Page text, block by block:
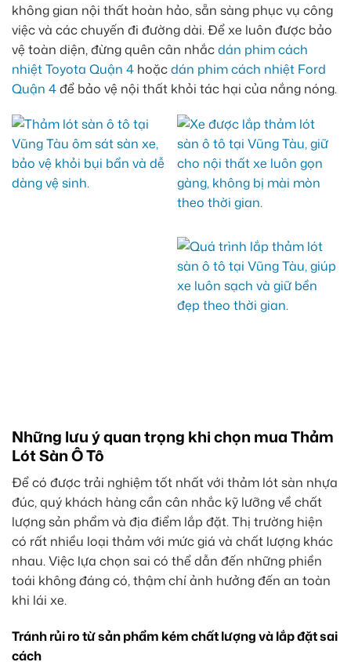
không gian nội thất hoàn hảo, sẵn sàng phục vụ công
việc và các chuyến đi đường dài. Để xe luôn được bảo
vệ toàn diện, đừng quên cân nhắcdán phim cách
nhiệt Toyota Quận 4 hoặcdán phim cách nhiệt Ford
Quận 4để bảo vệ nội thất khỏi tác hại của nắng nóng.
Những lưu ý quan trọng khi chọn mua Thảm
Lót Sàn Ô Tô
Để có được trải nghiệm tốt nhất với thảm lót sàn nhựa
đúc, quý khách hàng cần cân nhắc kỹ lưỡng về chất
lượng sản phẩm và địa điểm lắp đặt. Thị trường hiện
có rất nhiều loại thảm với mức giá và chất lượng khác
nhau. Việc lựa chọn sai có thể dẫn đến những phiền
toái không đáng có, thậm chí ảnh hưởng đến an toàn
khi lái xe.
Tránh rủi ro từ sản phẩm kém chất lượng và lắp đặt sai
cách